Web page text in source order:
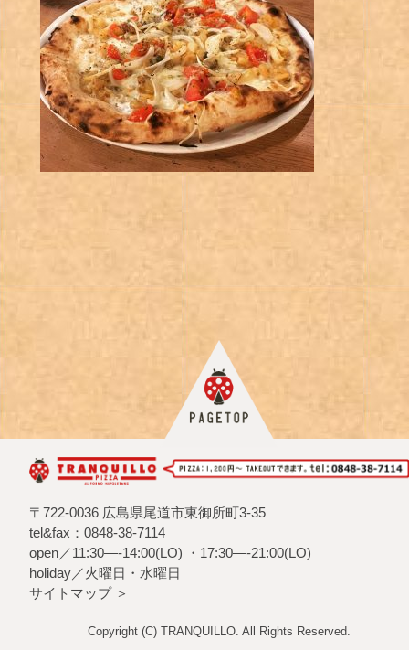
〒722-0036 広島県尾道市東御所町3-35
tel&fax：0848-38-7114
open／11:30—-14:00(LO) ・17:30—-21:00(LO)
holiday／火曜日・水曜日
サイトマップ ＞
Copyright (C) TRANQUILLO. All Rights Reserved.